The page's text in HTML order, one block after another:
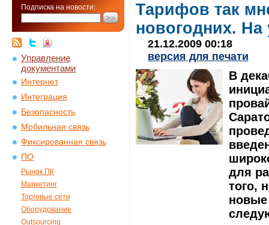
Подписка на новости:
Управление
документами
Интернет
Интеграция
Безопасность
Мобильная связь
Фиксированная связь
ПО
Рынок ПК
Маркетинг
Торговые сети
Оборудование
Outsourcing
Тарифов так
новогодних. На
21.12.2009 00:18
версия для печати
В
для
того,
новые